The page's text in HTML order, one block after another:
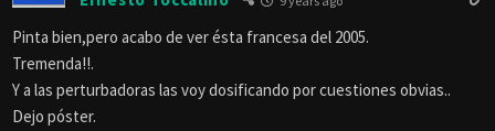
Pinta bien,pero acabo de ver ésta francesa del 2005.
Tremenda!!.
Y a las perturbadoras las voy dosificando por cuestiones obvias..
Dejo póster.